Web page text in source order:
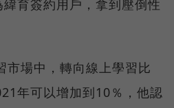
育簽約用戶，拿到壓倒性
市場中，轉向線上學習比
年可以增加到10％，他認